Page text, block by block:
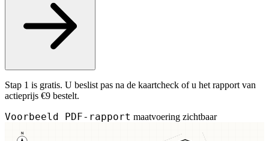
Stap 1 is gratis. U beslist pas na de kaartcheck of u het rapport van
actieprijs €9 bestelt.
Voorbeeld PDF-rapport maatvoering zichtbaar
N